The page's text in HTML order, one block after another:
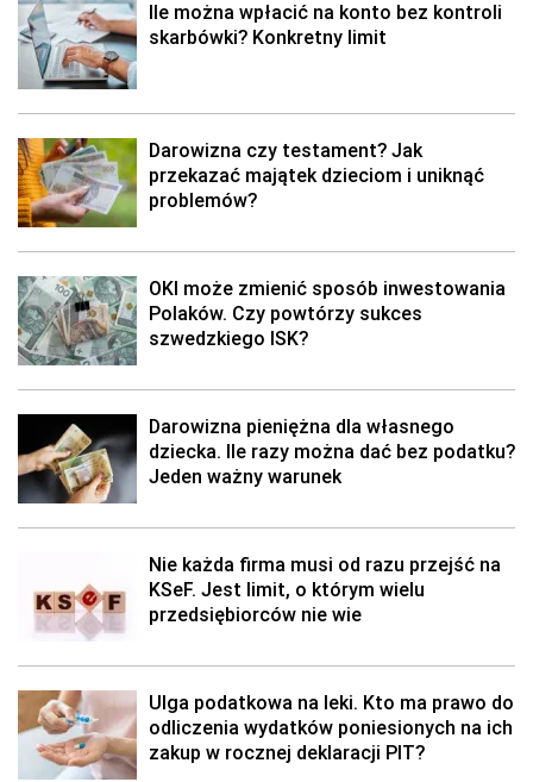
Ile można wpłacić na konto bez kontroli
skarbówki? Konkretny limit
Darowizna czy testament? Jak
przekazać majątek dzieciom i uniknąć
problemów?
OKI może zmienić sposób inwestowania
Polaków. Czy powtórzy sukces
szwedzkiego ISK?
Darowizna pieniężna dla własnego
dziecka. Ile razy można dać bez podatku?
Jeden ważny warunek
Nie każda firma musi od razu przejść na
KSeF. Jest limit, o którym wielu
przedsiębiorców nie wie
Ulga podatkowa na leki. Kto ma prawo do
odliczenia wydatków poniesionych na ich
zakup w rocznej deklaracji PIT?